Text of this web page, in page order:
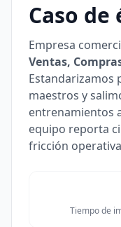
Caso de
Empresa
Ventas,
Estandarizamos
maestros y
entrenamientos
equipo reporta
fricción
Tiempo de